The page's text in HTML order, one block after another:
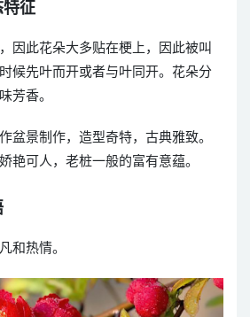
特征
因此花朵大多贴在梗上，因此被叫
候先叶而开或者与叶同开。花朵分
芳香。
盆景制作，造型奇特，古典雅致。
艳可人，老桩一般的富有意蕴。
和热情。